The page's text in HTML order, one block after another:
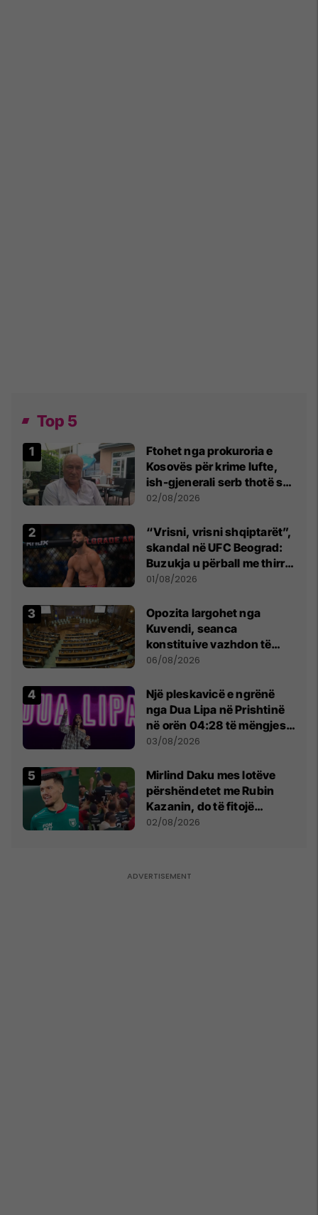
Top 5
Ftohet nga prokuroria e
Kosovës për krime lufte,
ish-gjenerali serb thotë se
dikush e tradhtoi në
02/08/2026
“Vrisni, vrisni shqiptarët”,
skandal në UFC Beograd:
Buzukja u përball me thirrje
anti-shqiptare nga
01/08/2026
Opozita largohet nga
Kuvendi, seanca
konstituive vazhdon të
shtunën në orën 11:00
06/08/2026
Një pleskavicë e ngrënë
nga Dua Lipa në Prishtinë
në orën 04:28 të mëngjesit
- dhe bota digjitale serbe
03/08/2026
Mirlind Daku mes lotëve
përshëndetet me Rubin
Kazanin, do të fitojë
miliona te Spartak Moska
02/08/2026